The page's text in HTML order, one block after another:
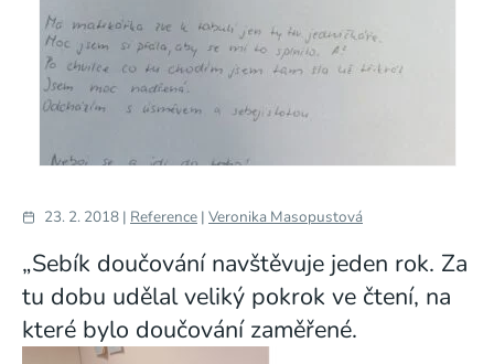
23. 2. 2018 | Reference | Veronika Masopustová
„Sebík doučování navštěvuje jeden rok. Za
tu dobu udělal veliký pokrok ve čtení, na
které bylo doučování zaměřené.